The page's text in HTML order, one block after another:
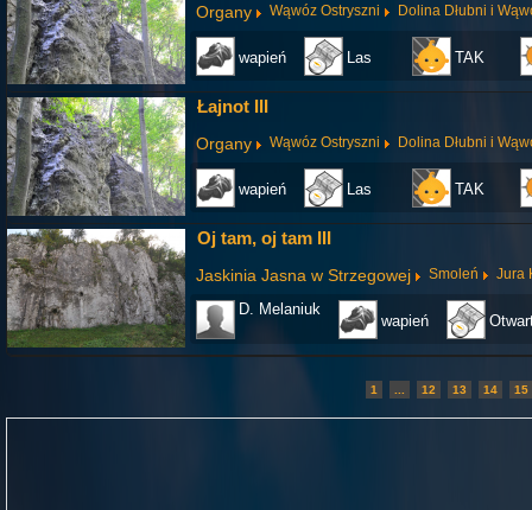
Organy Wąwóz Ostryszni Dolina Dłubni i
wapień Las TAK
Łajnot III
Organy Wąwóz Ostryszni Dolina Dłubni i
wapień Las TAK
Oj tam, oj tam III
Jaskinia Jasna w Strzegowej Smoleń Jura
D. Melaniuk
wapień
1 12 13 14 15